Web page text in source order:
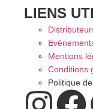
LIENS
Mentions
Conditions
Politique